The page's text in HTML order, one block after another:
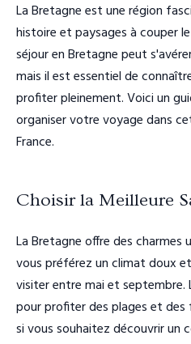
La Bretagne est une région
histoire et paysages à couper
séjour en Bretagne peut
mais il est essentiel de
profiter pleinement. Voici un
organiser votre voyage dans
France.
Choisir la Meilleure
La Bretagne offre des charmes
vous préférez un climat doux
visiter entre mai et
pour profiter des plages et
si vous souhaitez découvrir un